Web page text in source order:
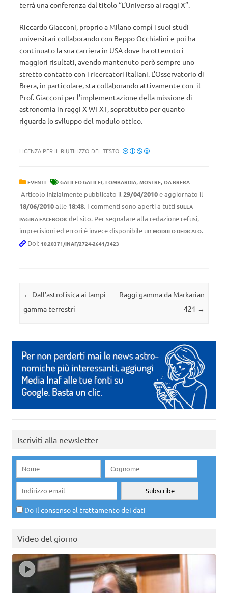
terrà una conferenza dal titolo “L’Universo ai raggi X”.
Riccardo Giacconi, proprio a Milano compì i suoi studi
universitari collaborando con Beppo Occhialini e poi ha
continuato la sua carriera in USA dove ha ottenuto i
maggiori risultati, avendo mantenuto però sempre uno
stretto contatto con i ricercatori Italiani. L’Osservatorio di
Brera, in particolare, sta collaborando attivamente con il
Prof. Giacconi per l’implementazione della missione di
astronomia in raggi X WFXT, soprattutto per quanto
riguarda lo sviluppo del modulo ottico.
LICENZA PER IL RIUTILIZZO DEL TESTO:
EVENTI GALILEO GALILEI, LOMBARDIA, MOSTRE, OA BRERA
Articolo inizialmente pubblicato il 29/04/2010e aggiornato il
18/06/2010alle 18:48. I commenti sono aperti a tutti SULLA
PAGINA FACEBOOK del sito. Per segnalare alla redazione refusi,
imprecisioni ed errori è invece disponibile un MODULO DEDICATO.
Doi: 10.20371/INAF/2724-2641/3423
Navigazione articolo
← Dall’astrofisica ai lampi
gamma terrestri
Raggi gamma da Markarian
421 →
Iscriviti alla newsletter
Do il consenso al trattamento dei dati
Video del giorno